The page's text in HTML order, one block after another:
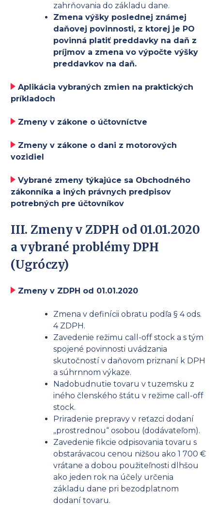
zahrňovania do základu dane.
Zmena výšky poslednej známej
daňovej povinnosti, z ktorej je PO
povinná platiť preddavky na daň z
príjmov a zmena vo výpočte výšky
preddavkov na daň.
Aplikácia vybraných zmien na praktických
príkladoch
Zmeny v zákone o účtovníctve
Zmeny v zákone o dani z motorových
vozidiel
Vybrané zmeny týkajúce sa Obchodného
zákonníka a iných právnych predpisov
potrebných pre účtovníkov
III.Zmeny v ZDPH od 01.01.2020
a vybrané problémy DPH
(Ugróczy)
Zmeny v ZDPH od 01.01.2020
Zmena v definícii obratu podľa § 4 ods.
4 ZDPH.
Zavedenie režimu call-off stock a s tým
spojené povinnosti uvádzania
skutočností v daňovom priznaní k DPH
a súhrnnom výkaze.
Nadobudnutie tovaru v tuzemsku z
iného členského štátu v režime call-off
stock.
Priradenie prepravy v reťazci dodaní
„prostrednou“ osobou (dodávateľom).
Zavedenie fikcie odpisovania tovaru s
obstarávacou cenou nižšou ako 1 700 €
vrátane a dobou použiteľnosti dlhšou
ako jeden rok na účely určenia
základu dane pri bezodplatnom
dodaní tovaru.